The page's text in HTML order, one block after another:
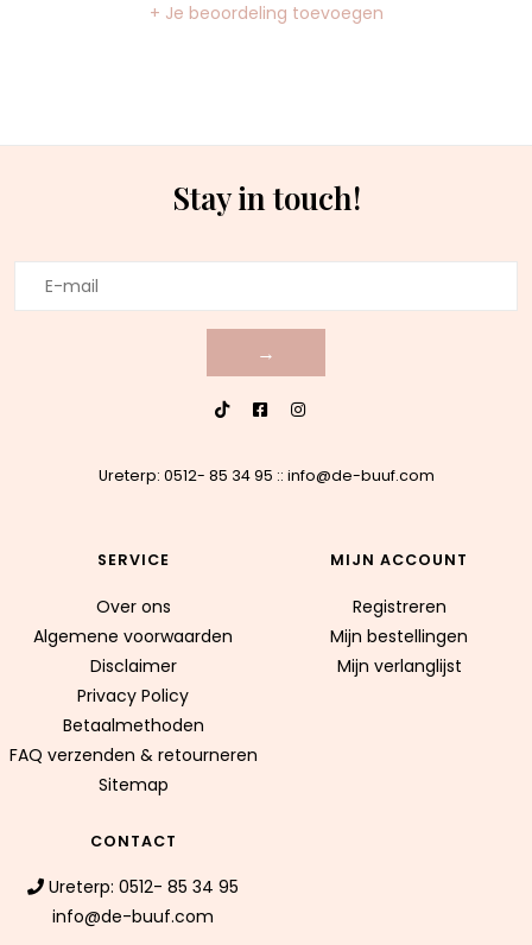
+ Je beoordeling toevoegen
Stay in touch!
→
Ureterp: 0512- 85 34 95 :: info@de-buuf.com
SERVICE
Over ons
Algemene voorwaarden
Disclaimer
Privacy Policy
Betaalmethoden
FAQ verzenden & retourneren
Sitemap
MIJN ACCOUNT
Registreren
Mijn bestellingen
Mijn verlanglijst
CONTACT
Ureterp: 0512- 85 34 95
info@de-buuf.com